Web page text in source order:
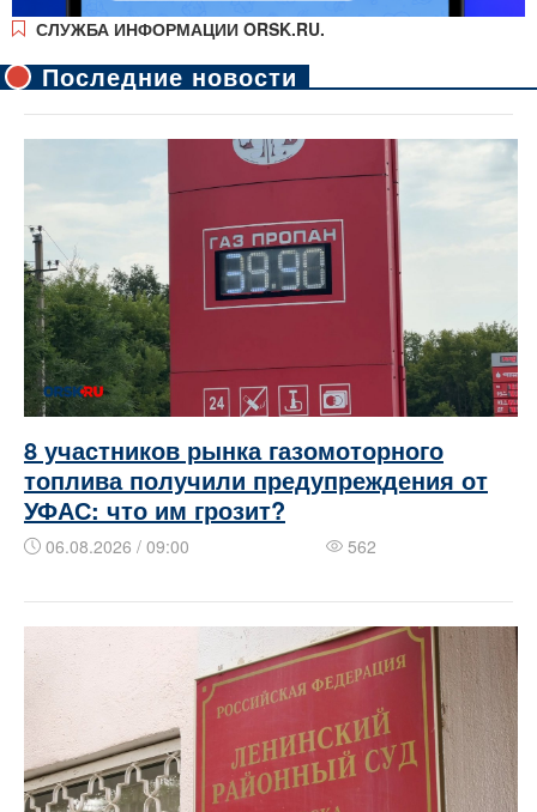
СЛУЖБА ИНФОРМАЦИИ ORSK.RU.
Последние новости
8 участников рынка газомоторного
топлива получили предупреждения от
УФАС: что им грозит?
06.08.2026 / 09:00 562